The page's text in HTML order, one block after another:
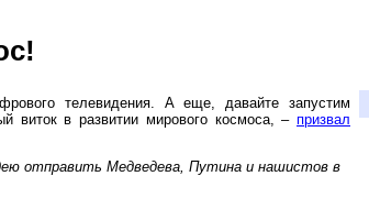
телевидения. А еще, давайте запустим
виток в развитии мирового космоса, – призвал
отправить Медведева, Путина и нашистов в